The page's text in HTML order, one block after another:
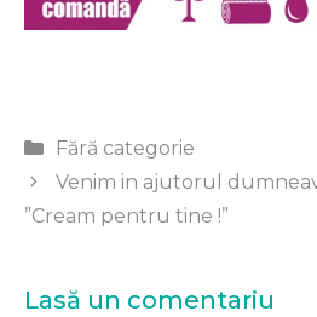
Categorii
Fără categorie
Venim in ajutorul
”Cream pentru tine !”
Lasă un comentariu